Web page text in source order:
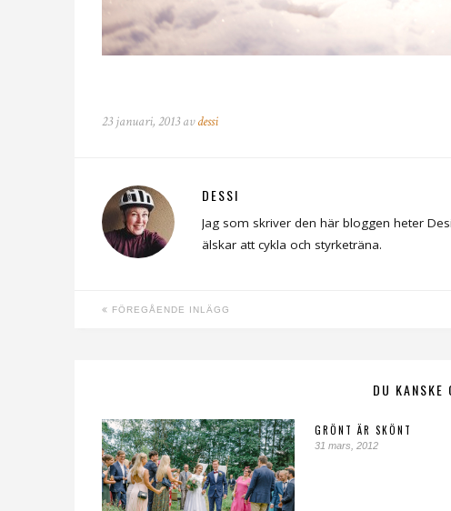
23 januari, 2013 avdessi
DESSI
Jag som skriver den här bloggen heter
älskar att cykla och styrketräna.
FÖREGÅENDE INLÄGG
DU KANSKE
GRÖNT ÄR SKÖNT
31 mars, 2012